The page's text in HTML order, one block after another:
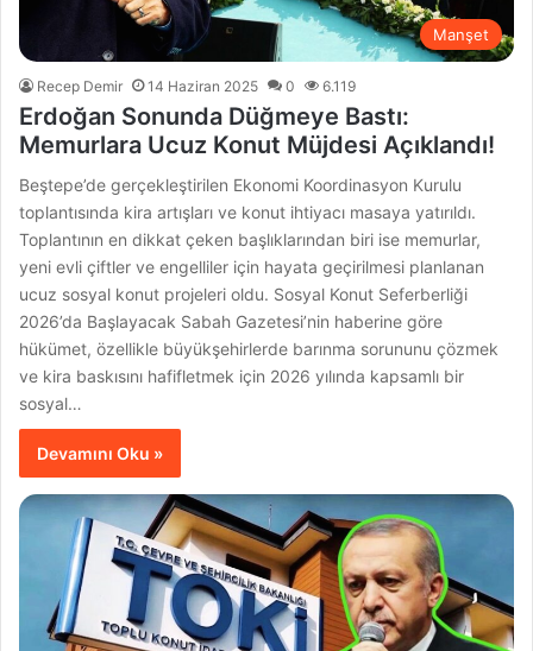
Manşet
Recep Demir 14 Haziran 2025 0 6.119
Erdoğan Sonunda Düğmeye Bastı:
Memurlara Ucuz Konut Müjdesi Açıklandı!
Beştepe’de gerçekleştirilen Ekonomi Koordinasyon Kurulu
toplantısında kira artışları ve konut ihtiyacı masaya yatırıldı.
Toplantının en dikkat çeken başlıklarından biri ise memurlar,
yeni evli çiftler ve engelliler için hayata geçirilmesi planlanan
ucuz sosyal konut projeleri oldu. Sosyal Konut Seferberliği
2026’da Başlayacak Sabah Gazetesi’nin haberine göre
hükümet, özellikle büyükşehirlerde barınma sorununu çözmek
ve kira baskısını hafifletmek için 2026 yılında kapsamlı bir
sosyal…
Devamını Oku »